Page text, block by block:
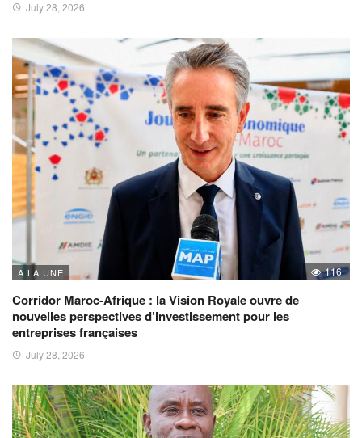
July 28, 2026
A LA UNE 116
Corridor Maroc-Afrique : la Vision Royale ouvre de
nouvelles perspectives d’investissement pour les
entreprises françaises
July 28, 2026